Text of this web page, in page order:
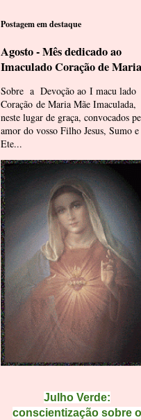
Postagem em destaque
Agosto - Mês dedicado ao
Imaculado Coração de Maria
Sobre a Devoção ao I macu lado
Coração de Maria Mãe Imaculada,
neste lugar de graça, convocados
amor do vosso Filho Jesus, Sumo e
Ete...
Julho Verde:
conscientização sobre o